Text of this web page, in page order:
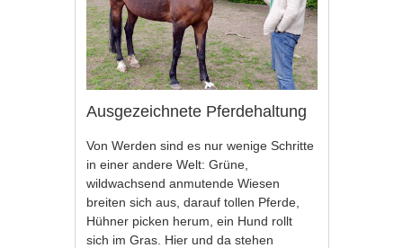
Ausgezeichnete Pferdehaltung
Von Werden sind es nur wenige Schritte
in einer andere Welt: Grüne,
wildwachsend anmutende Wiesen
breiten sich aus, darauf tollen Pferde,
Hühner picken herum, ein Hund rollt
sich im Gras. Hier und da stehen